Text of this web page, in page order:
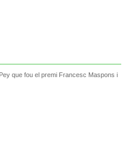
que fou el premi Francesc Maspons i